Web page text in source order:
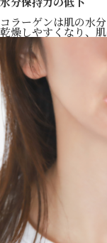
コラーゲンは肌の水
乾燥しやすくなり、